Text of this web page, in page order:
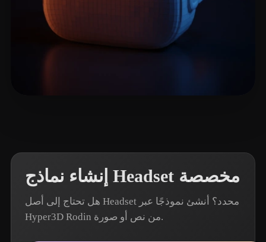
إنشاء نماذج Headset مخصصة
هل تحتاج إلى أصل Headset محدد؟ أنشئ نموذجًا عبر
Hyper3D Rodin من نص أو صورة.